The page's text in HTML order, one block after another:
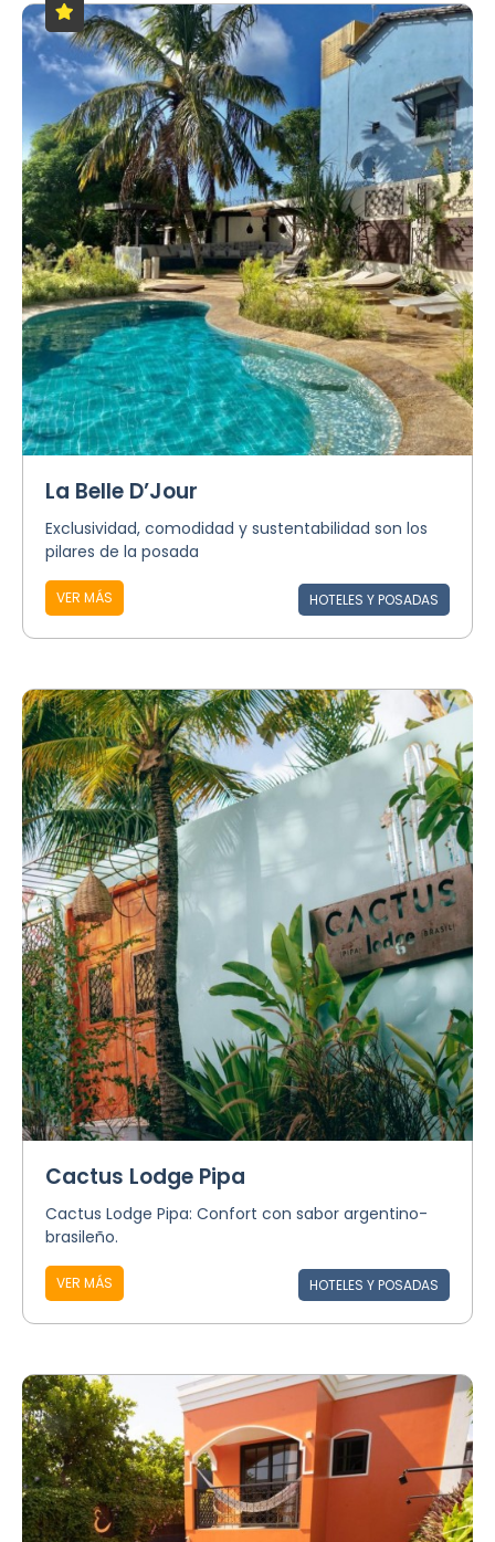
La Belle D’Jour
Exclusividad, comodidad y sustentabilidad son los
pilares de la posada
VER MÁS HOTELES Y POSADAS
Cactus Lodge Pipa
Cactus Lodge Pipa: Confort con sabor argentino-
brasileño.
VER MÁS HOTELES Y POSADAS